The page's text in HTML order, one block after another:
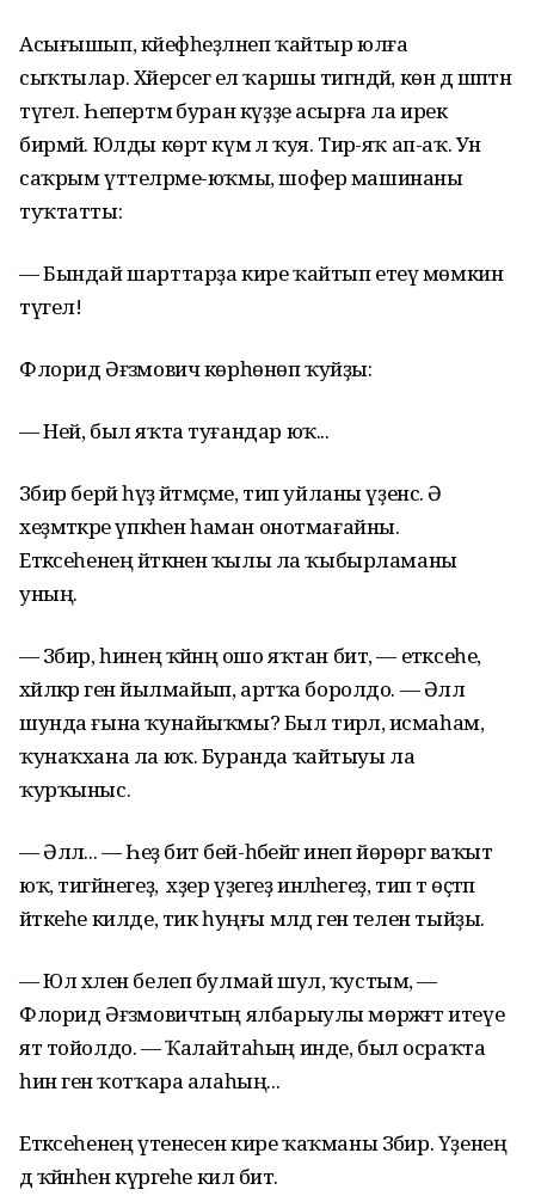
Асығышып, кәйефһеҙләнеп ҡайтыр юлға
сыҡтылар. Хәйерсегә ел ҡаршы тигәндәй, көн дә шәптән
түгел. Һепертмә буран күҙҙе асырға ла ирек
бирмәй. Юлды көрт күмә лә ҡуя. Тирә-яҡ ап-аҡ. Ун
саҡрым үттеләрме-юҡмы, шофер машинаны
туҡтатты:
— Бындай шарттарҙа кире ҡайтып етеү мөмкин
түгел!
Флорид Әғзәмович көрһөнөп ҡуйҙы:
— Ней, был яҡта туғандар юҡ...
Зәбир берәй һүҙ әйтмәҫме, тип уйланы үҙенсә. Ә
хеҙмәткәре үпкәһен һаман онотмағайны.
Етәксеһенең әйткәненә ҡылы ла ҡыбырламаны
уның.
— Зәбир, һинең ҡәйнәң ошо яҡтан бит, — етәксеһе,
хәйләкәр генә йылмайып, артҡа боролдо. — Әллә
шунда ғына ҡунайыҡмы? Был тирәлә, исмаһам,
ҡунаҡхана ла юҡ. Буранда ҡайтыуы ла
ҡурҡыныс.
— Әллә... — Һеҙ бит әбей-һәбейгә инеп йөрөргә ваҡыт
юҡ, тигәйнегеҙ, ә хәҙер үҙегеҙ инәләһегеҙ, тип тә өҫтәп
әйткеһе килде, тик һуңғы мәлдә генә телен тыйҙы.
— Юл хәлен белеп булмай шул, ҡустым, —
Флорид Әғзәмовичтың ялбарыулы мөрәжәғәт итеүе
ят тойолдо. — Ҡалайтаһың инде, был осраҡта
һин генә ҡотҡара алаһың...
Етәксеһенең үтенесен кире ҡаҡманы Зәбир. Үҙенең
дә ҡәйнәһен күргеһе килә бит.